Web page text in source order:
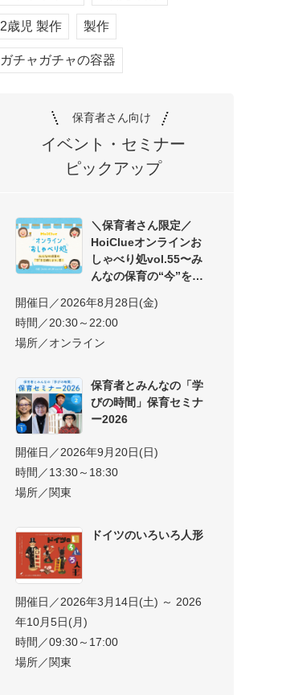
2歳児 製作 製作
ガチャガチャの容器
保育者さん向け
イベント・セミナー
ピックアップ
＼保育者さん限定／
HoiClueオンラインお
しゃべり処vol.55〜み
んなの保育の“今”を交
開催日／2026年8月28日(金)
時間／20:30～22:00
場所／オンライン
保育者とみんなの「学
びの時間」保育セミナ
ー2026
開催日／2026年9月20日(日)
時間／13:30～18:30
場所／関東
ドイツのいろいろ人形
開催日／2026年3月14日(土) ～ 2026
年10月5日(月)
時間／09:30～17:00
場所／関東